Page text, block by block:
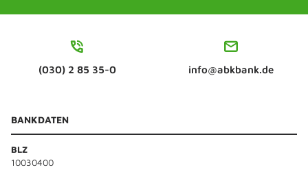
(030) 2 85 35-0 info@abkbank.de
BANKDATEN
BLZ
10030400